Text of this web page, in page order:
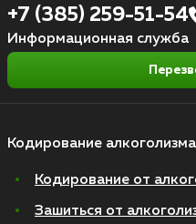
Кодирование алкоголизма
Кодирование от
Зашиться от
+7 (385) 259-51-54
Информационная служба